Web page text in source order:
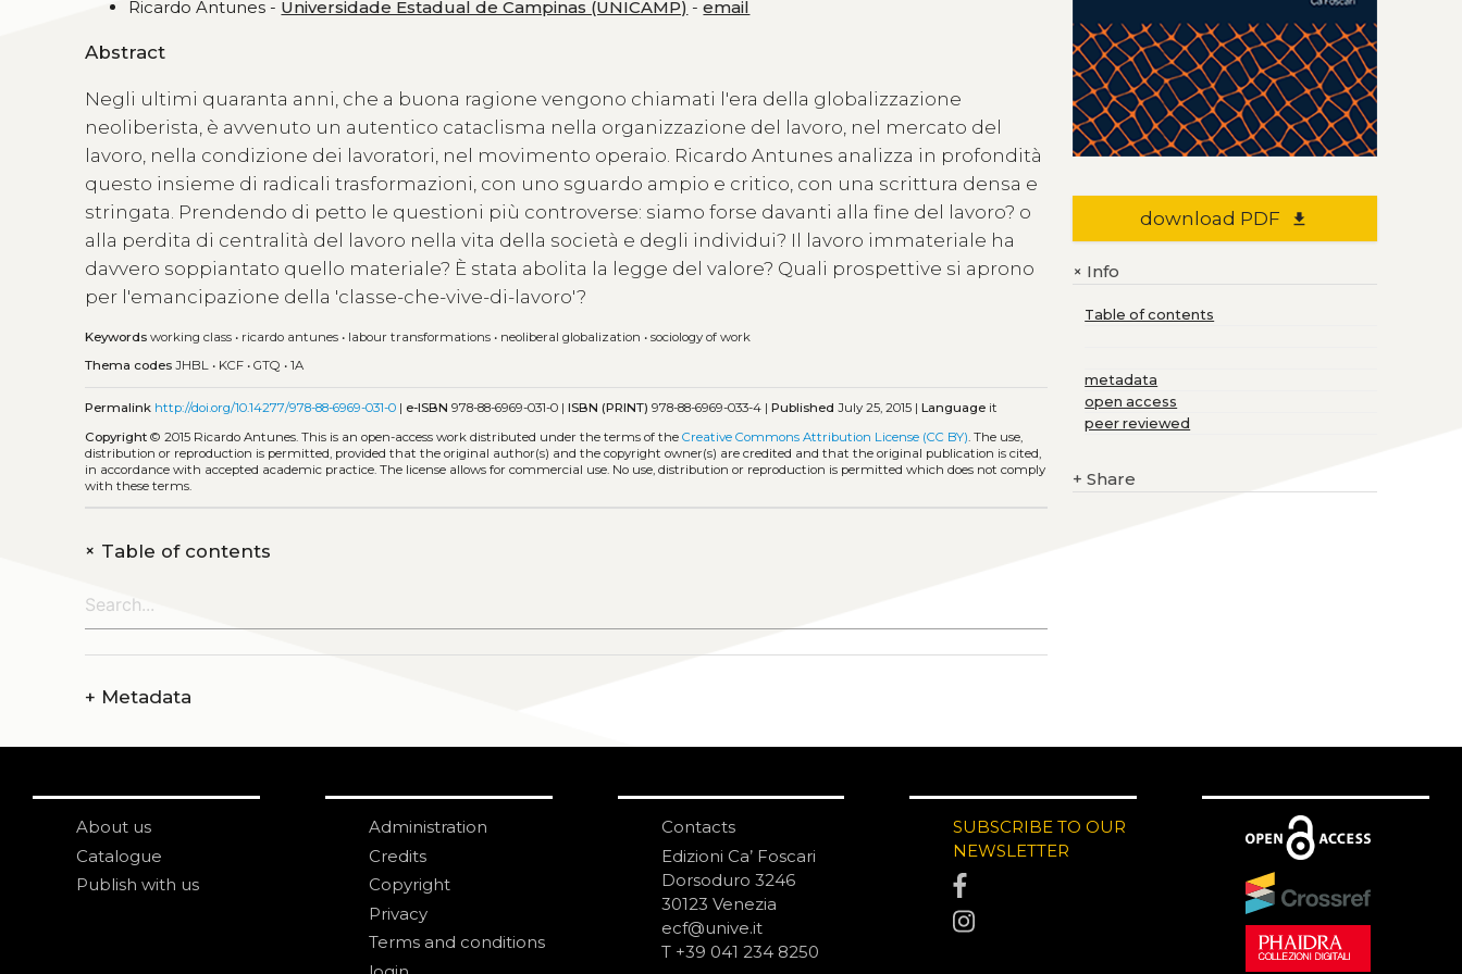
Ricardo Antunes - Universidade Estadual de Campinas (UNICAMP) -email
Abstract
Negli ultimi quaranta anni, che a buona ragione vengono chiamati l'era della globalizzazione
neoliberista, è avvenuto un autentico cataclisma nella organizzazione del lavoro, nel mercato del
lavoro, nella condizione dei lavoratori, nel movimento operaio. Ricardo Antunes analizza in profondità
questo insieme di radicali trasformazioni, con uno sguardo ampio e critico, con una scrittura densa e
stringata. Prendendo di petto le questioni più controverse: siamo forse davanti alla fine del lavoro? o
alla perdita di centralità del lavoro nella vita della società e degli individui? Il lavoro immateriale ha
davvero soppiantato quello materiale? È stata abolita la legge del valore? Quali prospettive si aprono
per l'emancipazione della 'classe-che-vive-di-lavoro'?
Keywords working class • ricardo antunes • labour transformations • neoliberal globalization •sociology of work
Thema codes JHBL • KCF •GTQ •1A
Permalink http://doi.org/10.14277/978-88-6969-031-0 | e-ISBN 978-88-6969-031-0 |ISBN (PRINT) 978-88-6969-033-4 |Published July 25, 2015 |Language it
Copyright © 2015 Ricardo Antunes.This is an open-access work distributed under the terms of theCreative Commons Attribution License (CC BY). The use,
distribution or reproduction is permitted, provided that the original author(s) and the copyright owner(s) are credited and that the original publication is cited,
in accordance with accepted academic practice. The license allows for commercial use. No use, distribution or reproduction is permitted which does not comply
with these terms.
+Table of contents
+ Metadata
download PDF file_download
+Info
Table of contents
metadata
open access
peer reviewed
+ Share
About us
Catalogue
Publish with us
Administration
Credits
Copyright
Privacy
Terms and conditions
Contacts
Edizioni Ca’ Foscari
Dorsoduro 3246
30123 Venezia
ecf@unive.it
T +39 041 234 8250
SUBSCRIBE TO OUR
NEWSLETTER